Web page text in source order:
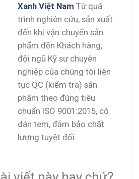
Xanh Việt Nam Từ quá
trình nghiên cứu, sản xuất
đến khi vận chuyển sản
phẩm đến Khách hàng,
đội ngũ Kỹ sư chuyên
nghiệp của chúng tôi liên
tục QC (kiểm tra) sản
phẩm theo đúng tiêu
chuẩn ISO 9001:2015, có
dán tem, đảm bảo chất
lượng tuyệt đối.